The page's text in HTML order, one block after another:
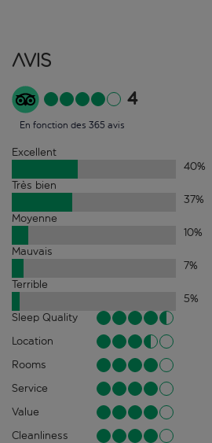
Avis
4
En fonction des 365 avis
Excellent
40%
Très bien
37%
Moyenne
10%
Mauvais
7%
Terrible
5%
Sleep Quality
Location
Rooms
Service
Value
Cleanliness